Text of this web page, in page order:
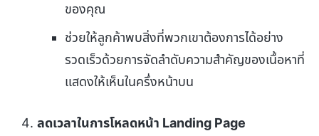
ของคุณ
ช่วยให้ลูกค้าพบสิ่งที่พวกเขาต้องการได้อย่าง
รวดเร็วด้วยการจัดลำดับความสำคัญของเนื้อหาที่
แสดงให้เห็นในครึ่งหน้าบน
ลดเวลาในการโหลดหน้า Landing Page